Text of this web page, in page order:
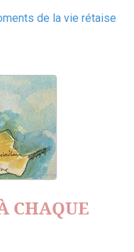
de la vie rétaise
CHAQUE